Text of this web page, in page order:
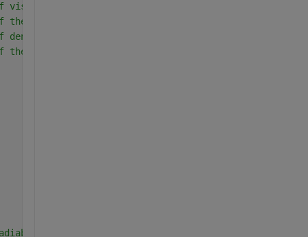
viscosity
thermal expansion coefficient
density
thermal conductivity
wall(Region-I)